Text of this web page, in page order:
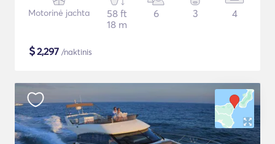
Motorinė jachta
58 ft
18 m
6 3 4
$2,297 /naktinis